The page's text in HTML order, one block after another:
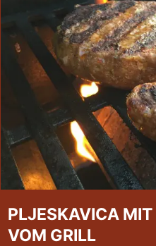
PLJESKAVICA
VOM GRILL